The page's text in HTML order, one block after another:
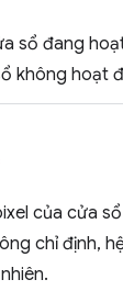
sổ đang
không hoạt
của cửa
chỉ định,